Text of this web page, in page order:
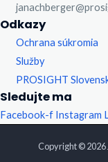
Odkazy
Ochrana súkromia
Služby
PROSIGHT
Sledujte ma
Facebook-f Instagram
Copyright ©